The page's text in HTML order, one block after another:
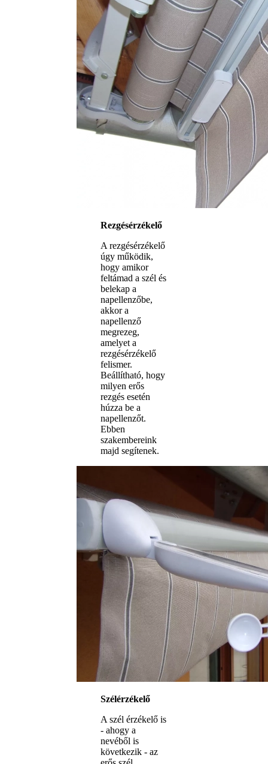
Rezgésérzékelő
A rezgésérzékelő
úgy működik,
hogy amikor
feltámad a szél és
belekap a
napellenzőbe,
akkor a
napellenző
megrezeg,
amelyet a
rezgésérzékelő
felismer.
Beállítható, hogy
milyen erős
rezgés esetén
húzza be a
napellenzőt.
Ebben
szakembereink
majd segítenek.
Szélérzékelő
A szél érzékelő is
- ahogy a
nevéből is
következik - az